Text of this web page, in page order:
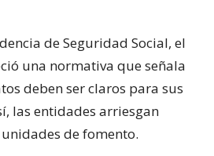
de Seguridad Social, el
una normativa que señala
deben ser claros para sus
las entidades arriesgan
de fomento.